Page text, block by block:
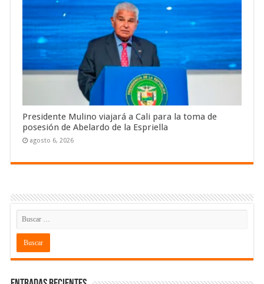
Presidente Mulino viajará a Cali para la toma de
posesión de Abelardo de la Espriella
agosto 6, 2026